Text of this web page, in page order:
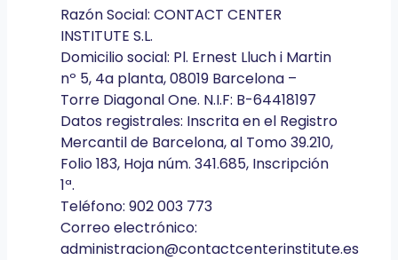
Razón Social: CONTACT CENTER
INSTITUTE S.L.
Domicilio social: Pl. Ernest Lluch i Martin
nº 5, 4a planta, 08019 Barcelona –
Torre Diagonal One. N.I.F: B-64418197
Datos registrales: Inscrita en el Registro
Mercantil de Barcelona, al Tomo 39.210,
Folio 183, Hoja núm. 341.685, Inscripción
1ª.
Teléfono: 902 003 773
Correo electrónico:
administracion@contactcenterinstitute.es